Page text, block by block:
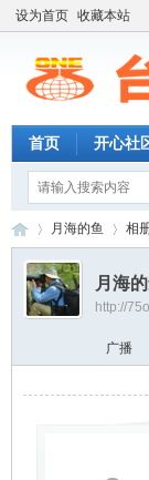
设为首页 收藏本站
首页 开心社
›
月海的鱼 相
月海
http://
广播